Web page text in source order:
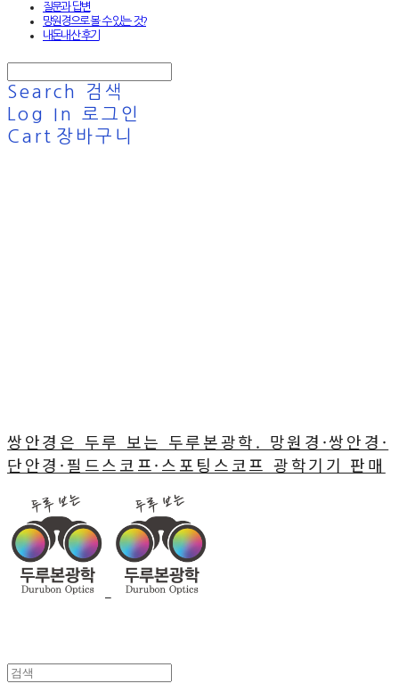
질문과 답변
망원경으로 볼 수 있는 것?
내돈내산 후기
Search
검색
Log In
로그인
Cart 장바구니
쌍안경은 두루 보는 두루본광학. 망원경·쌍안경·
단안경·필드스코프·스포팅스코프 광학기기 판매